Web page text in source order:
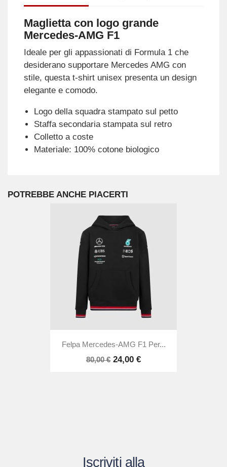
Maglietta con logo grande
Mercedes-AMG F1
Ideale per gli appassionati di Formula 1 che
desiderano supportare Mercedes AMG con
stile, questa t-shirt unisex presenta un design
elegante e comodo.
Logo della squadra stampato sul petto
Staffa secondaria stampata sul retro
Colletto a coste
Materiale: 100% cotone biologico
POTREBBE ANCHE PIACERTI
Felpa Mercedes-AMG F1 Per...
80,00 € 24,00 €
Iscriviti alla